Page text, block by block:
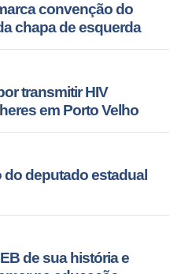
convenção do
chapa de esquerda
transmitir HIV
em Porto Velho
deputado estadual
de sua história e